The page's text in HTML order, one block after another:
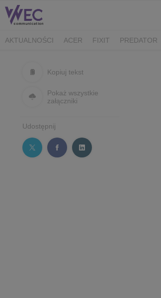
AKTUALNOŚCI ACER FIXIT PREDATOR
Kopiuj tekst
Pokaż wszystkie
załączniki
Udostępnij